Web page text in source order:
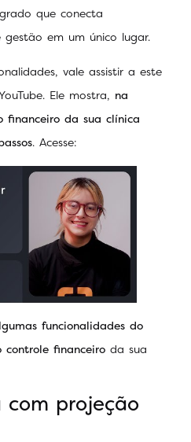
que conecta
em um único lugar.
vale assistir a este
Ele mostra, na
financeiro da sua clínica
. Acesse:
funcionalidades do
controle financeiro da sua
com projeção